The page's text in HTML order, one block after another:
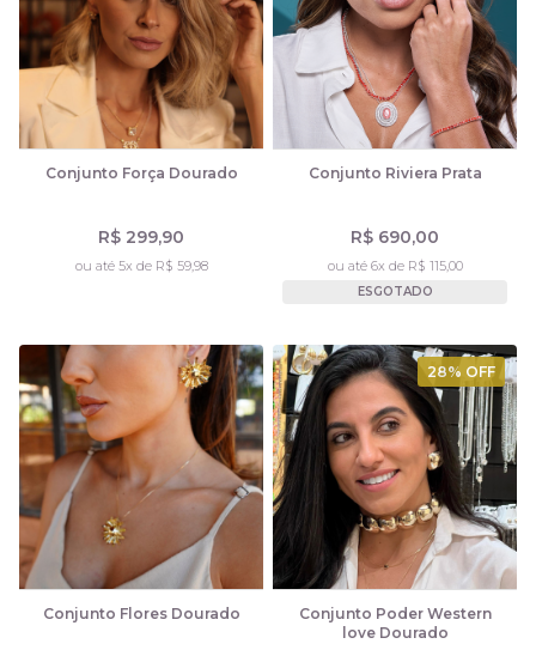
Conjunto Riviera Prata
R$ 690,00
ou até 6x de R$ 115,00
ESGOTADO
Conjunto Flores Dourado
28% OFF
Conjunto Poder Western
love Dourado
Conjunto Força Dourado
R$ 299,90
ou até 5x de R$ 59,98